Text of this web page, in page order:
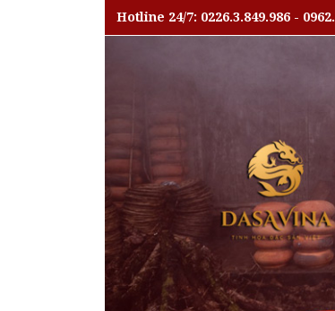
Hotline 24/7: 0226.3.849.986 -